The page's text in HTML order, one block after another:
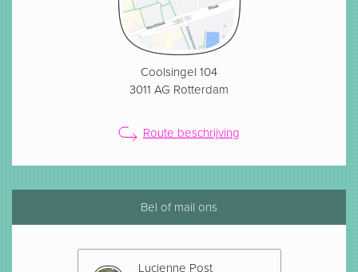
Coolsingel 104
3011 AG Rotterdam
Route beschrijving
Bel of mail ons
Lucienne Post